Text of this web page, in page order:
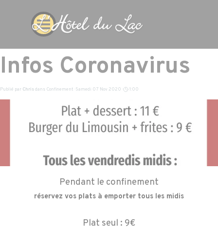
Sauter le menu
Infos Coronavirus
Publié par Chris dans Confinement · Samedi 07 Nov 2020 · 1:00
Pendant le confinement
réservez vos plats à emporter tous les midis
Plat seul : 9€